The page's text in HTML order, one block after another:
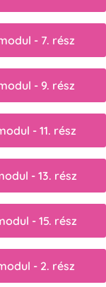
- 7. rész
- 9. rész
- 11. rész
- 13. rész
- 15. rész
- 2. rész